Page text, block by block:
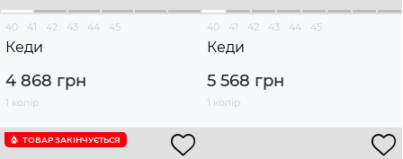
40 41 42 43 44 45
Кеди
4 868 грн
1 колір
40 41 42 43 44 45
Кеди
5 568 грн
1 колір
ТОВАР ЗАКІНЧУЄTЬСЯ